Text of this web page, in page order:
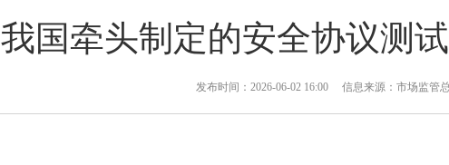
我国牵头制定的安全协议测
发布时间：2026-06-02 16:00 信息来源：市场监管